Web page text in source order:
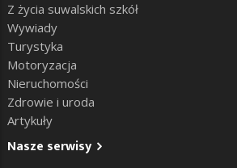
Z życia suwalskich szkół
Wywiady
Turystyka
Motoryzacja
Nieruchomości
Zdrowie i uroda
Artykuły
Nasze serwisy